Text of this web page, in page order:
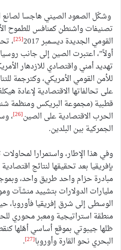
وشكّل الصعود الصيني هاجسا لصانع
تصنيفات واشنطن كمنافس للطموح
القومي الجديدة ديسمبر 2017
[25]
،
أولاً”، اعتبرت الصين إلى جانب روسيا
تهديد أمني واقتصادي للازدهار
للأمن القومي الأمريكي، وكترجمة
على تحالفاتها الاقتصادية لإعادة
قطبية (مجموعة البريكس ومنظمة
الحرب الاقتصادية على الصين[26]
،
الجمركية بين البلدين.
وفي هذا الإطار، واستمرارا
بإفريقيا بعد تحقيقها لنتائج
مبادرة حزام واحد طريق واحد،
مليارات الدولارات بتشييد منشآت
الوسطى إلى شرق إفريقيا فأوروبا،
منطقة استراتيجية ومعبر محوري
ظلها جيبوتي بموقع أساسي أهّلها
البحري نحو القارة وأوروبا[27]
.